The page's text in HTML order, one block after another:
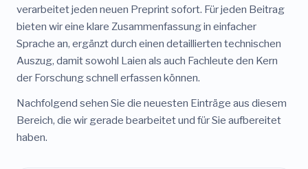
verarbeitet jeden neuen Preprint sofort. Für jeden Beitrag
bieten wir eine klare Zusammenfassung in einfacher
Sprache an, ergänzt durch einen detaillierten technischen
Auszug, damit sowohl Laien als auch Fachleute den Kern
der Forschung schnell erfassen können.
Nachfolgend sehen Sie die neuesten Einträge aus diesem
Bereich, die wir gerade bearbeitet und für Sie aufbereitet
haben.